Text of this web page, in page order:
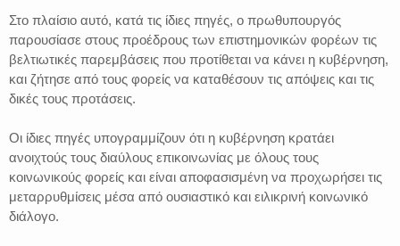
Στο πλαίσιο αυτό, κατά τις ίδιες πηγές, ο πρωθυπουργός
παρουσίασε στους προέδρους των επιστημονικών φορέων τις
βελτιωτικές παρεμβάσεις που προτίθεται να κάνει η κυβέρνηση,
και ζήτησε από τους φορείς να καταθέσουν τις απόψεις και τις
δικές τους προτάσεις.
Οι ίδιες πηγές υπογραμμίζουν ότι η κυβέρνηση κρατάει
ανοιχτούς τους διαύλους επικοινωνίας με όλους τους
κοινωνικούς φορείς και είναι αποφασισμένη να προχωρήσει τις
μεταρρυθμίσεις μέσα από ουσιαστικό και ειλικρινή κοινωνικό
διάλογο.